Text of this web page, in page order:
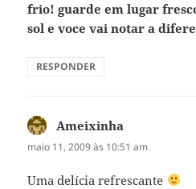
frio! guarde em lugar
sol e voce vai notar a
RESPONDER
Ameixinha
maio 11, 2009 às 10:51 am
Uma delícia refrescante